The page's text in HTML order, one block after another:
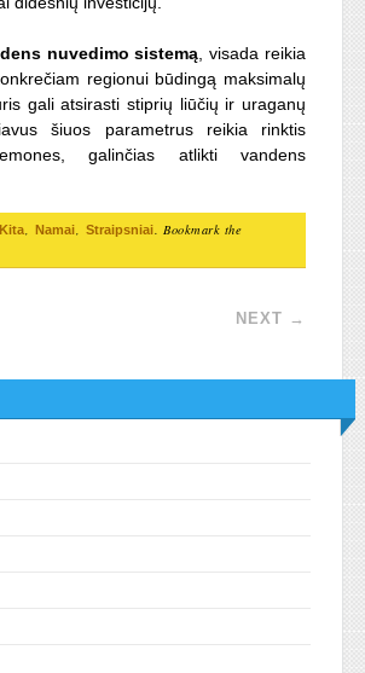
nuvedimo sistemą, visada reikia
regionui būdingą maksimalų
gali atsirasti stiprių liūčių ir uraganų
šiuos parametrus reikia rinktis
galinčias atlikti vandens
Kita, Namai, Straipsniai. Bookmark the
NEXT →